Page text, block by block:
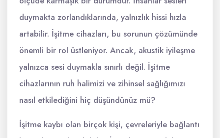
duymakta zorlandıklarında, yalnızlık hissi hızla
artabilir. İşitme cihazları, bu sorunun çözümünde
önemli bir rol üstleniyor. Ancak, akustik iyileşme
yalnızca sesi duymakla sınırlı değil. İşitme
cihazlarının ruh halimizi ve zihinsel sağlığımızı
nasıl etkilediğini hiç düşündünüz mü?
İşitme kaybı olan birçok kişi, çevreleriyle bağlantı